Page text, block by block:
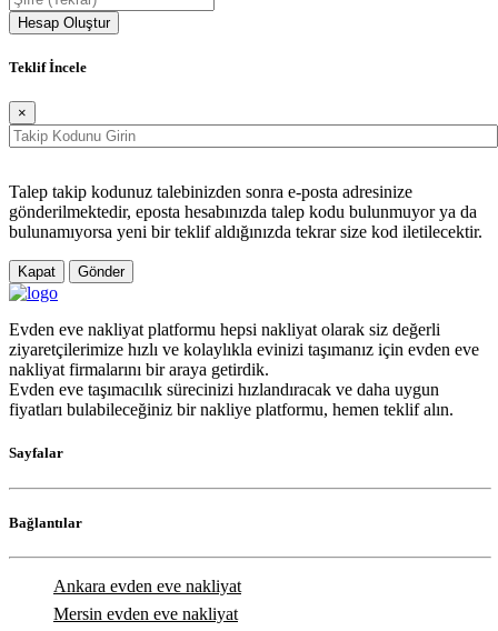
Hesap Oluştur
Teklif İncele
×
Talep takip kodunuz talebinizden sonra e-posta adresinize
gönderilmektedir, eposta hesabınızda talep kodu bulunmuyor ya da
bulunamıyorsa yeni bir teklif aldığınızda tekrar size kod iletilecektir.
Kapat Gönder
Evden eve nakliyat platformu hepsi nakliyat olarak siz değerli
ziyaretçilerimize hızlı ve kolaylıkla evinizi taşımanız için evden eve
nakliyat firmalarını bir araya getirdik.
Evden eve taşımacılık sürecinizi hızlandıracak ve daha uygun
fiyatları bulabileceğiniz bir nakliye platformu, hemen teklif alın.
Sayfalar
Bağlantılar
Ankara evden eve nakliyat
Mersin evden eve nakliyat